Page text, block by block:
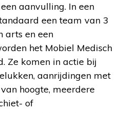
aanvulling. In een
een team van 3
arts en een
het Mobiel Medisch
Ze komen in actie bij
aanrijdingen met
hoogte, meerdere
of